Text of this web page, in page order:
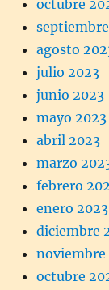
octubre
agosto
julio 2023
junio 2023
mayo 2023
abril 2023
marzo
febrero
enero 2023
diciembre
noviembre
octubre